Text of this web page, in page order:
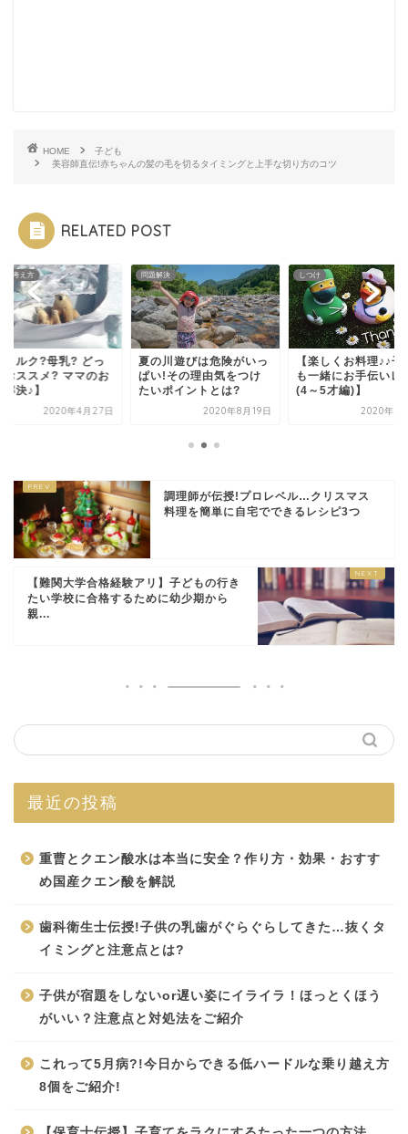
HOME
子ども
美容師直伝!赤ちゃんの髪の毛を切るタイミングと上手な切り方のコツ
RELATED POST
・考え方
ミルク?母乳? どっ
おススメ? ママのお
決♪】
2020年4月27日
問題解決
夏の川遊びは危険がいっ
ぱい!その理由気をつけ
たいポイントとは?
2020年8月19日
しつけ
【楽しくお料理♪♪子
も一緒にお手伝いレ
(4～5才編)】
2020年4
調理師が伝授!プロレベル…クリスマス
料理を簡単に自宅でできるレシピ3つ
【難関大学合格経験アリ】子どもの行き
たい学校に合格するために幼少期から
親...
最近の投稿
重曹とクエン酸水は本当に安全？作り方・効果・おすす
め国産クエン酸を解説
歯科衛生士伝授!子供の乳歯がぐらぐらしてきた…抜くタ
イミングと注意点とは?
子供が宿題をしないor遅い姿にイライラ！ほっとくほう
がいい？注意点と対処法をご紹介
これって5月病?!今日からできる低ハードルな乗り越え方
8個をご紹介!